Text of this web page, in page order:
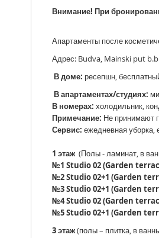
Внимание! При
Апартаменты после
Адрес: Budva, Mainski put
В доме: ресепшн,
В апартаментах/студиях:
В номерах: холодильник,
Примечание: Не принимают
Сервис: ежедневная уборка,
1 этаж (Полы - ламинат, в
№1 Studio 02 (Garden
№2 Studio 02+1 (Garden
№3 Studio 02+1 (Garden
№4 Studio 02 (Garden
№5 Studio 02+1 (Garden
3 этаж(полы – плитка, в